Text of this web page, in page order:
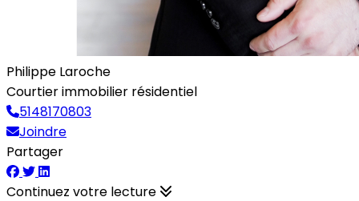
Philippe Laroche
Courtier immobilier résidentiel
5148170803
Joindre
Partager
Continuez votre lecture